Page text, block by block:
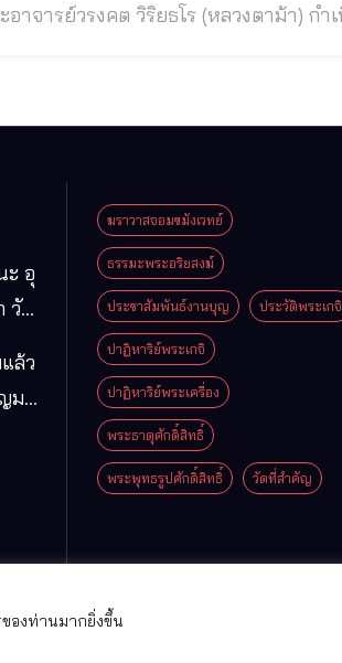
องท่านมากยิ่งขึ้น
ะ อุ
วัด
คาม
ล้ว
มา
ฆราวาสจอมขมังเวทย์
ธรรมะพระอริยสงฆ์
ประชาสัมพันธ์งานบุญ ประวัติพระเกจิ
ปาฏิหาริย์พระเกจิ
ปาฏิหาริย์พระเครื่อง
พระธาตุศักดิ์สิทธิ์
พระพุทธรูปศักดิ์สิทธิ์ วัดที่สําคัญ